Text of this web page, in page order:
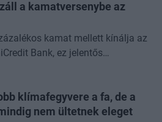
a kamatversenybe az
kamat mellett kínálja az
Bank, ez jelentős
sem s
klímafegyvere a fa, de a
nem ültetnek eleget